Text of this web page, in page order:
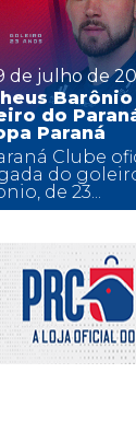
de julho de
do
Paraná
Clube
do
de 23...